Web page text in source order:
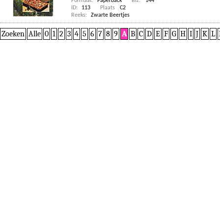
ID:
113 Plaats
C2
Reeks:
Zwarte Beertjes
Zoeken Alle 0 1 2 3 4 5 6 7 8 9 A B C D E F G H I J K L